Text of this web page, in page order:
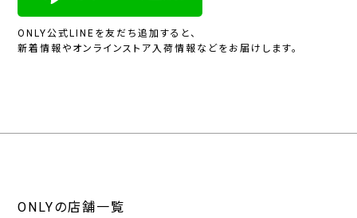
ONLY公式LINEを友だち追加すると、
新着情報やオンラインストア入荷情報などをお届けします。
ONLYの店舗一覧